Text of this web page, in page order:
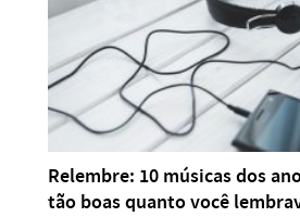
Relembre: 10 músicas dos
tão boas quanto você